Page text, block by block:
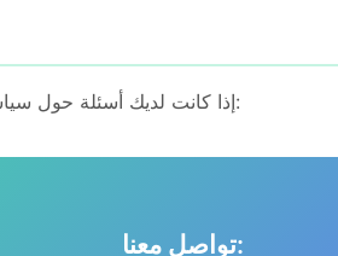
إذا كانت لديك أسئلة حول سياسة الخصوصية هذه، فيرجى الاتصال بنا:
تواصل معنا: